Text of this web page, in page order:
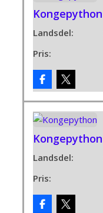
Kongepython
Landsdel:
Pris:
Kongepython
Landsdel:
Pris: